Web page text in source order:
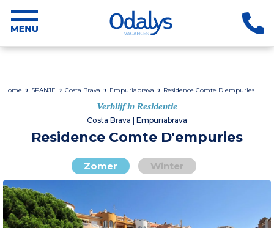
Home SPANJE Costa Brava Empuriabrava Residence Comte D'empuries
Verblijf in Residentie
Costa Brava | Empuriabrava
Residence Comte D'empuries
Zomer Winter